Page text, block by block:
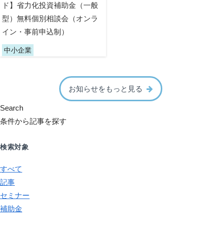
ド】省力化投資補助金（一般
型）無料個別相談会（オンラ
イン・事前申込制）
中小企業
お知らせをもっと見る
Search
条件から記事を探す
検索対象
すべて
記事
セミナー
補助金